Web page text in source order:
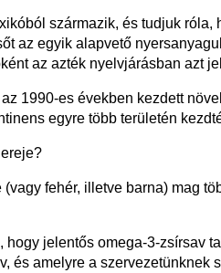
származik, és tudjuk róla,
az egyik alapvető
az azték nyelvjárásban azt
1990-es években kezdett
egyre több területén
(vagy fehér, illetve barna) mag
hogy jelentős omega-3-zsírsav
és amelyre a szervezetünknek